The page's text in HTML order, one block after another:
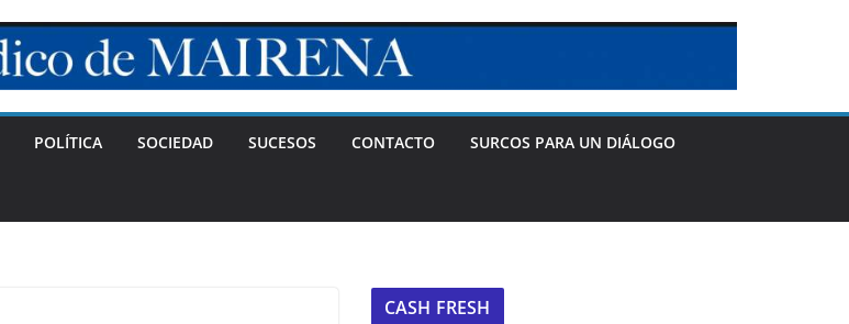
POLÍTICA SOCIEDAD SUCESOS CONTACTO SURCOS PARA UN DIÁLOGO
CASH FRESH